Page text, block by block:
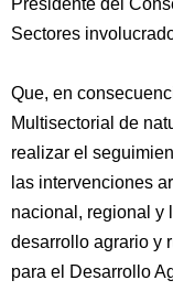
Presidente del
Sectores
Que, en
Multisectorial de
realizar el
las intervenciones
nacional, regional y
desarrollo agrario y
para el Desarrollo